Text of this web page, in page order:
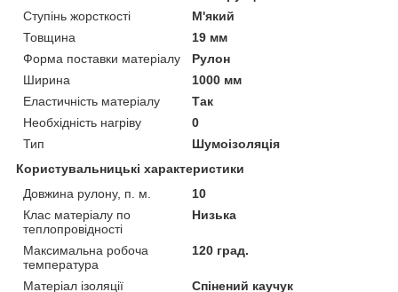
Ступінь жорсткості
М'який
Товщина
19 мм
Форма поставки матеріалу
Рулон
Ширина
1000 мм
Еластичність матеріалу
Так
Необхідність нагріву
0
Тип
Шумоізоляція
Користувальницькі характеристики
Довжина рулону, п. м.
10
Клас матеріалу по
теплопровідності
Низька
Максимальна робоча
температура
120 град.
Матеріал ізоляції
Спінений каучук